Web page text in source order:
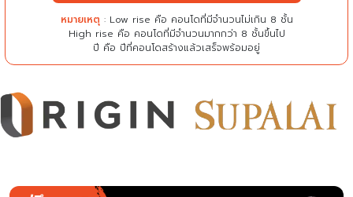
หมายเหตุ : Low rise คือ คอนโดที่มีจำนวนไม่เกิน 8 ชั้น
High rise คือ คอนโดที่มีจำนวนมากกว่า 8 ชั้นขึ้นไป
ปี คือ ปีที่คอนโดสร้างแล้วเสร็จพร้อมอยู่